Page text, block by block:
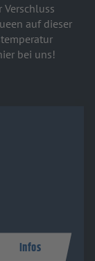
auf dieser
bei uns!
Infos